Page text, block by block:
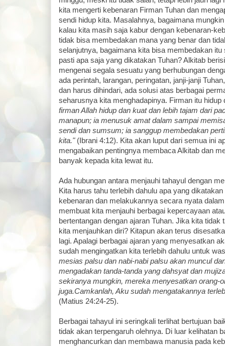
kita mengerti kebenaran Firman Tuhan dan
sendi hidup kita. Masalahnya, bagaimana
kalau kita masih saja kabur dengan kebenaran-
tidak bisa membedakan mana yang benar dan
selanjutnya, bagaimana kita bisa membedakan
pasti apa saja yang dikatakan Tuhan? Alkitab
mengenai segala sesuatu yang berhubungan
ada perintah, larangan, peringatan, janji-janji
dan harus dihindari, ada solusi atas berbagai
seharusnya kita menghadapinya. Firman itu hidup
firman Allah hidup dan kuat dan lebih tajam dari
manapun; ia menusuk amat dalam sampai
sendi dan sumsum; ia sanggup membedakan
kita."(Ibrani 4:12). Kita akan luput dari semua ini
mengabaikan pentingnya membaca Alkitab dan
banyak kepada kita lewat itu.
Ada hubungan antara menjauhi tahayul dengan
Kita harus tahu terlebih dahulu apa yang
kebenaran dan melakukannya secara nyata
membuat kita menjauhi berbagai kepercayaan
bertentangan dengan ajaran Tuhan. Jika kita tidak
kita menjauhkan diri? Kitapun akan terus
lagi. Apalagi berbagai ajaran yang menyesatkan
sudah mengingatkan kita terlebih dahulu untuk
mesias palsu dan nabi-nabi palsu akan muncul
mengadakan tanda-tanda yang dahsyat dan
sekiranya mungkin, mereka menyesatkan orang-
juga.Camkanlah, Aku sudah mengatakannya
(Matius 24:24-25).
Berbagai tahayul ini seringkali terlihat bertujuan
tidak akan terpengaruh olehnya. Di luar kelihatan
menghancurkan dan membawa manusia pada